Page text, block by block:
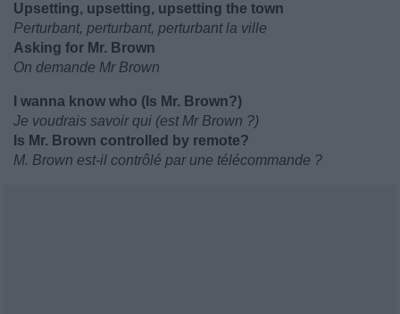
Upsetting, upsetting, upsetting the town
Perturbant, perturbant, perturbant la ville
Asking for Mr. Brown
On demande Mr Brown
I wanna know who (Is Mr. Brown?)
Je voudrais savoir qui (est Mr Brown ?)
Is Mr. Brown controlled by remote?
M. Brown est-il contrôlé par une télécommande ?